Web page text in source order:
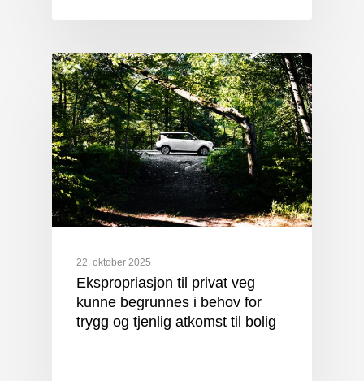
22. oktober 2025
Ekspropriasjon til privat veg
kunne begrunnes i behov for
trygg og tjenlig atkomst til bolig